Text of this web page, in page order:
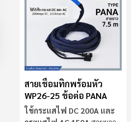
สายเชื่อมทิกพร้อมหัว
WP26-25 ข้อต่อ PANA
ใช้กระแสไฟ DC 200A และ